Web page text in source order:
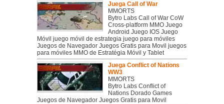
Juega Call of War
MMORTS
Bytro Labs Call of War CoW
Cross-platform MMO Juego
Android Juego IOS Juego
Móvil juego móvil de estrategia juego para móviles
Juegos de Navegador Juegos Gratis para Movil juegos
para móviles MMO de Estratégia Móvil y Tablet
Juega Conflict of Nations
WW3
MMORTS
Bytro Labs Conflict of
Nations Dorado Games
Juegos de Navegador Juegos Gratis para Movil